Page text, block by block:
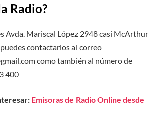
Radio?
Avda. Mariscal López 2948 casi McArthur
contactarlos al correo
como también al número de
400
Emisoras de Radio Online desde